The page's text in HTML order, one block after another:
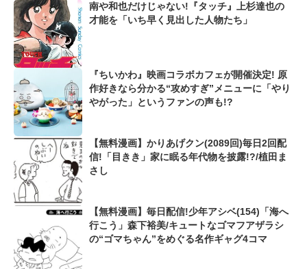
南や和也だけじゃない!『タッチ』上杉達也の
才能を「いち早く見出した人物たち」
『ちいかわ』映画コラボカフェが開催決定! 原
作好きなら分かる“攻めすぎ”メニューに「やり
やがった」というファンの声も!?
【無料漫画】かりあげクン(2089回)毎日2回配
信!「目きき」家に眠る年代物を披露!?/植田ま
さし
【無料漫画】毎日配信!少年アシベ(154)「海へ
行こう」森下裕美/キュートなゴマフアザラシ
の“ゴマちゃん”をめぐる名作ギャグ4コマ